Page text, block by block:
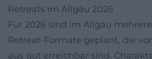
Retreats im Allgäu 2026
Für 2026 sind im Allgäu mehrere
Retreat‑Formate geplant, die
aus gut erreichbar sind.